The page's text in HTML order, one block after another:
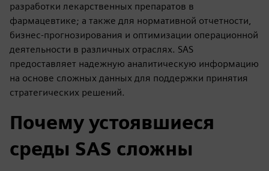
разработки лекарственных препаратов в
фармацевтике; а также для нормативной отчетности,
бизнес-прогнозирования и оптимизации операционной
деятельности в различных отраслях. SAS
предоставляет надежную аналитическую информацию
на основе сложных данных для поддержки принятия
стратегических решений.
Почему устоявшиеся
среды SAS сложны